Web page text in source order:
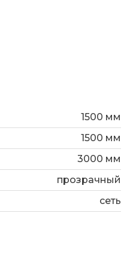
1500 мм
1500 мм
3000 мм
прозрачный
сеть